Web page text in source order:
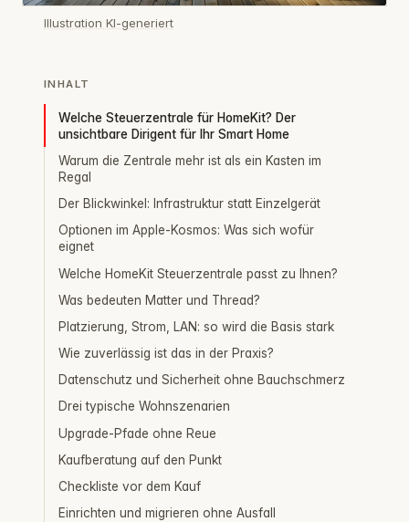
Illustration KI-generiert
INHALT
Welche Steuerzentrale für HomeKit? Der
unsichtbare Dirigent für Ihr Smart Home
Warum die Zentrale mehr ist als ein Kasten im
Regal
Der Blickwinkel: Infrastruktur statt Einzelgerät
Optionen im Apple-Kosmos: Was sich wofür
eignet
Welche HomeKit Steuerzentrale passt zu Ihnen?
Was bedeuten Matter und Thread?
Platzierung, Strom, LAN: so wird die Basis stark
Wie zuverlässig ist das in der Praxis?
Datenschutz und Sicherheit ohne Bauchschmerz
Drei typische Wohnszenarien
Upgrade-Pfade ohne Reue
Kaufberatung auf den Punkt
Checkliste vor dem Kauf
Einrichten und migrieren ohne Ausfall